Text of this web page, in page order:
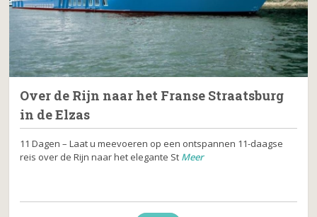
Over de Rijn naar het Franse Straatsburg
in de Elzas
11 Dagen – Laat u meevoeren op een ontspannen 11-daagse
reis over de Rijn naar het elegante St Meer